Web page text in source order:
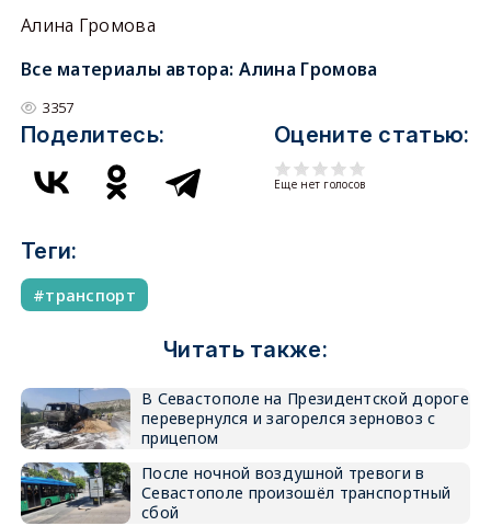
Алина Громова
Все материалы автора: Алина Громова
3357
Поделитесь: Оцените статью:
Еще нет голосов
Теги:
транспорт
Читать также:
В Севастополе на Президентской дороге
перевернулся и загорелся зерновоз с
прицепом
После ночной воздушной тревоги в
Севастополе произошёл транспортный
сбой